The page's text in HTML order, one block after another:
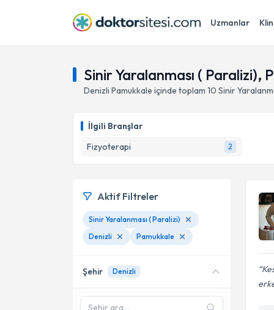
Uzmanlar
Sinir Yaralanması ( Paralizi),
Denizli Pamukkale içinde toplam 10 Sinir
İlgili Branşlar
Fizyoterapi
2
Aktif Filtreler
Sinir Yaralanması ( Paralizi)
Denizli
Pamukkale
Şehir Denizli